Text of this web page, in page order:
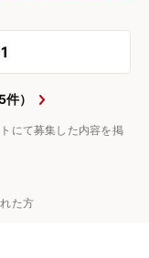
）
にて募集した内容を掲
た方